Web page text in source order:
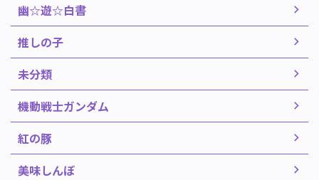
幽☆遊☆白書
推しの子
未分類
機動戦士ガンダム
紅の豚
美味しんぼ